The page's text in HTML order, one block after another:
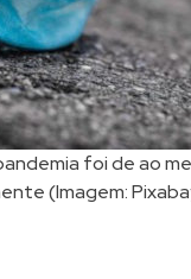
foi de ao
(Imagem: